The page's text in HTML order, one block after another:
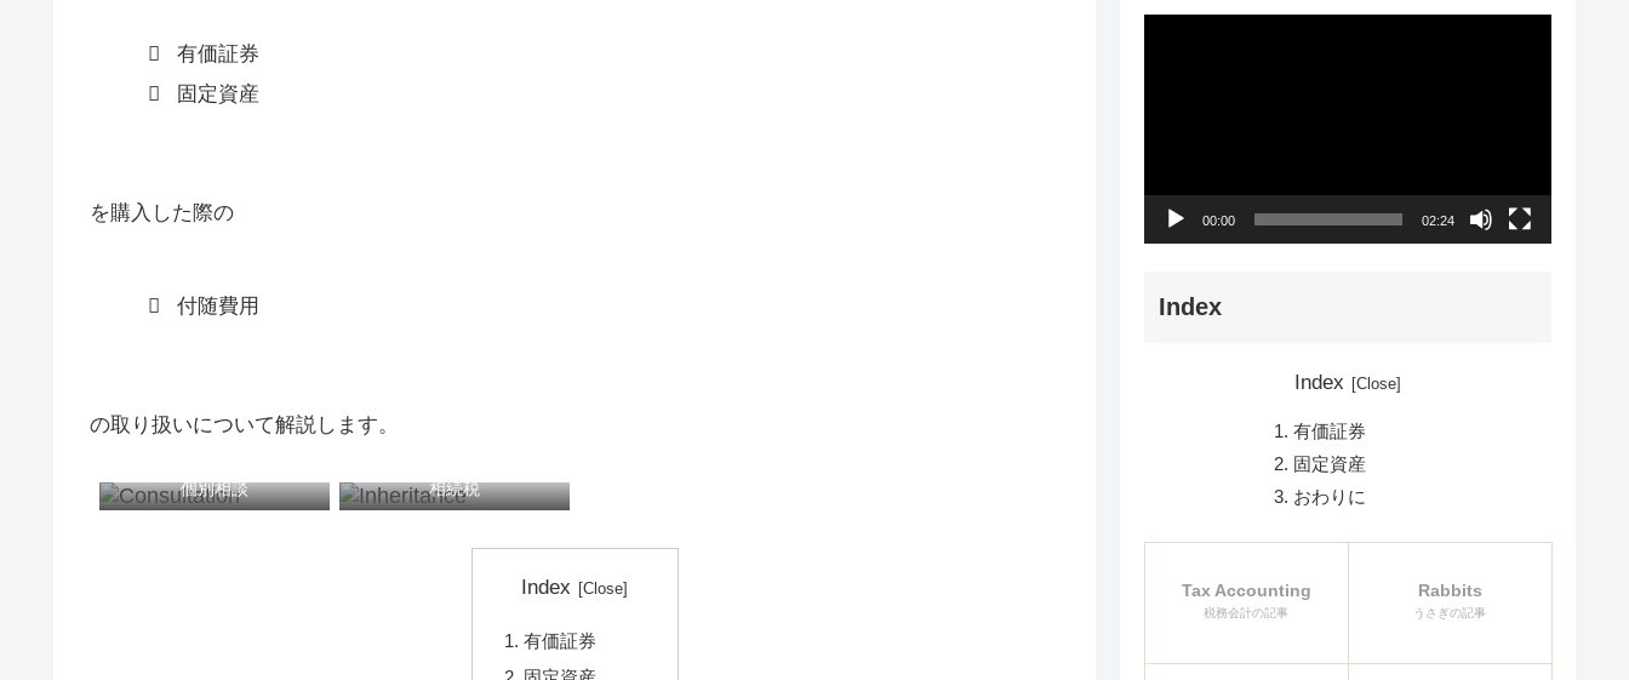
有価証券
固定資産
を購入した際の
付随費用
の取り扱いについて解説します。
個別相談 相続税
Index
有価証券
ー
00:00 02:24
Index
Index
有価証券
固定資産
おわりに
Tax Accounting
税務会計の記事
Rabbits
うさぎの記事